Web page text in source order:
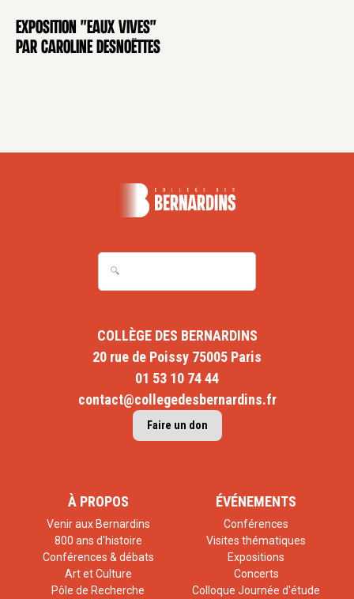
EXPOSITION
Exposition "Eaux Vives"
par Caroline Desnoëttes
COLLÈGE DES BERNARDINS
20 rue de Poissy 75005 Paris
01 53 10 74 44
contact@collegedesbernardins.fr
Faire un don
À PROPOS
Venir aux Bernardins
800 ans d'histoire
Conférences & débats
Art et Culture
Pôle de Recherche
ÉVÉNEMENTS
Conférences
Visites thématiques
Expositions
Concerts
Colloque Journée d'étude